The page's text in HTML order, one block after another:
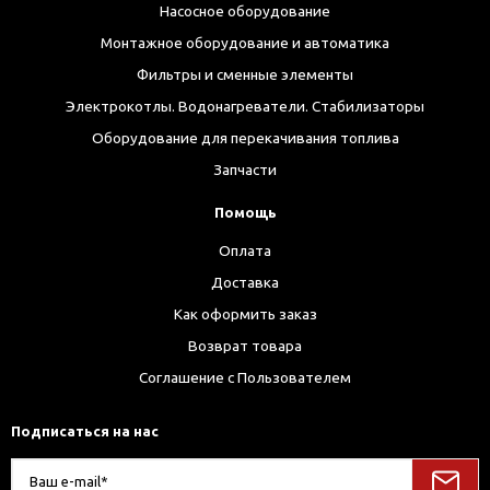
Насосное оборудование
Монтажное оборудование и автоматика
Фильтры и сменные элементы
Электрокотлы. Водонагреватели. Стабилизаторы
Оборудование для перекачивания топлива
Запчасти
Помощь
Оплата
Доставка
Как оформить заказ
Возврат товара
Соглашение с Пользователем
Подписаться на нас